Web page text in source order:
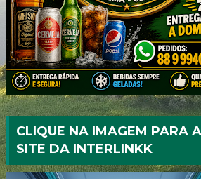
CLIQUE NA IMAGEM PARA
SITE DA INTERLINKK